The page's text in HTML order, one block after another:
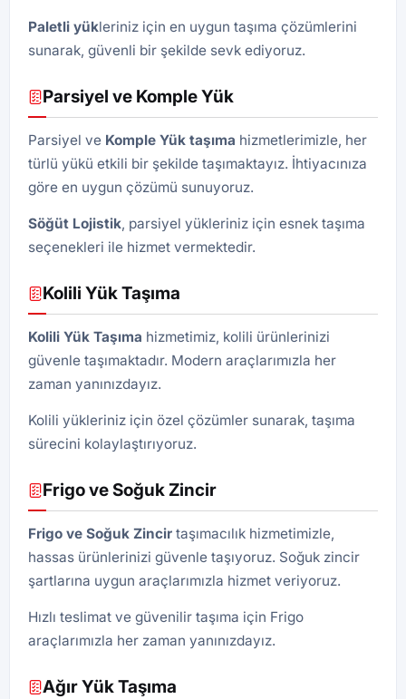
Paletli yükleriniz için en uygun taşıma çözümlerini
sunarak, güvenli bir şekilde sevk ediyoruz.
Parsiyel ve Komple Yük
Parsiyel ve Komple Yük taşıma hizmetlerimizle, her
türlü yükü etkili bir şekilde taşımaktayız. İhtiyacınıza
göre en uygun çözümü sunuyoruz.
Söğüt Lojistik, parsiyel yükleriniz için esnek taşıma
seçenekleri ile hizmet vermektedir.
Kolili Yük Taşıma
Kolili Yük Taşıma hizmetimiz, kolili ürünlerinizi
güvenle taşımaktadır. Modern araçlarımızla her
zaman yanınızdayız.
Kolili yükleriniz için özel çözümler sunarak, taşıma
sürecini kolaylaştırıyoruz.
Frigo ve Soğuk Zincir
Frigo ve Soğuk Zincir taşımacılık hizmetimizle,
hassas ürünlerinizi güvenle taşıyoruz. Soğuk zincir
şartlarına uygun araçlarımızla hizmet veriyoruz.
Hızlı teslimat ve güvenilir taşıma için Frigo
araçlarımızla her zaman yanınızdayız.
Ağır Yük Taşıma